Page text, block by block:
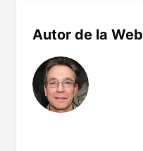
Autor de la Web